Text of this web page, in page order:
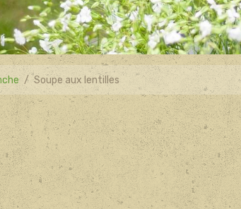
Soupe aux lentilles